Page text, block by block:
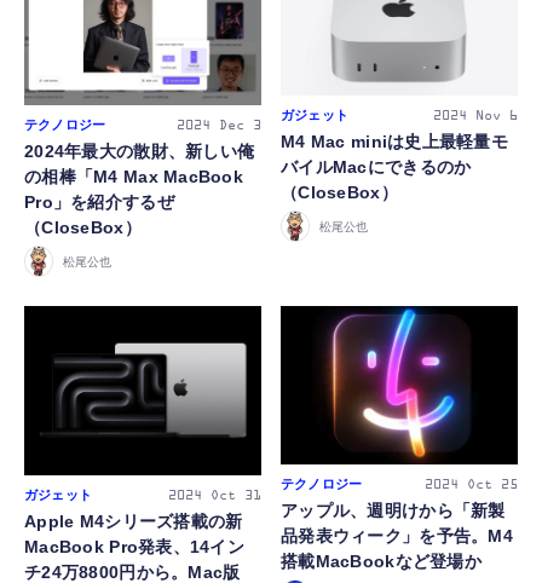
テクノロジー 2024 Dec 3
2024年最大の散財、新しい俺
の相棒「M4 Max MacBook
Pro」を紹介するぜ
（CloseBox）
松尾公也
ガジェット 2024 Nov 6
M4 Mac miniは史上最軽量モ
バイルMacにできるのか
（CloseBox）
松尾公也
ガジェット 2024 Oct 31
Apple M4シリーズ搭載の新
MacBook Pro発表、14イン
チ24万8800円から。Mac版
テクノロジー 2024 Oct 25
アップル、週明けから「新製
品発表ウィーク」を予告。M4
搭載MacBookなど登場か